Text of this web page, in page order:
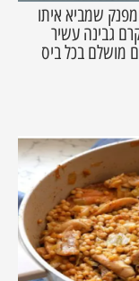
שמביא איתו
גבינה עשיר
מושלם בכל ביס